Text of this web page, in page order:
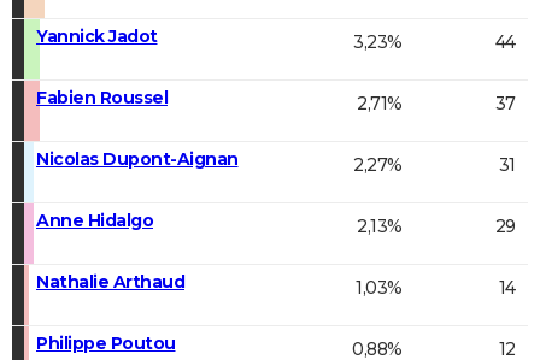
Yannick Jadot 3,23% 44
Fabien Roussel 2,71% 37
Nicolas Dupont-Aignan 2,27% 31
Anne Hidalgo 2,13% 29
Nathalie Arthaud 1,03% 14
Philippe Poutou 0,88% 12